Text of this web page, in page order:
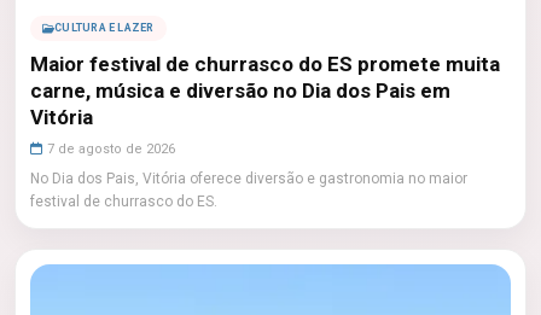
CULTURA E LAZER
Maior festival de churrasco do ES promete muita
carne, música e diversão no Dia dos Pais em
Vitória
7 de agosto de 2026
No Dia dos Pais, Vitória oferece diversão e gastronomia no maior
festival de churrasco do ES.